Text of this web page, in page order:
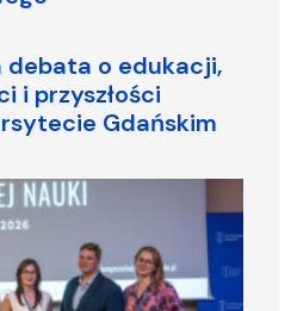
o edukacji,
i przyszłości
Gdańskim